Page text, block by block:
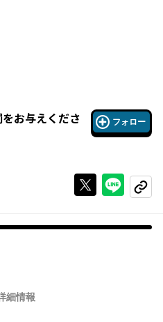
お与えくださ
フォロー
Xで投稿する
ライン
コピー
ガ家・富沢タイキ。
細情報